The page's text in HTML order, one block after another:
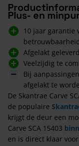
Plus- en
10 jaar garantie
Afgelakt
Veelzijdig te
Bij
afgelakt te
De Skantrae Carve
de populaire
krijgt de deur een
Carve SCA 15403
en is direct klaar